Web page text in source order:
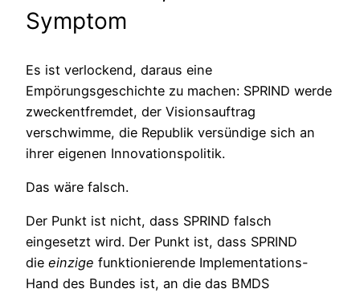
Symptom
Es ist verlockend, daraus eine
Empörungsgeschichte zu machen: SPRIND werde
zweckentfremdet, der Visionsauftrag
verschwimme, die Republik versündige sich an
ihrer eigenen Innovationspolitik.
Das wäre falsch.
Der Punkt ist nicht, dass SPRIND falsch
eingesetzt wird. Der Punkt ist, dass SPRIND
die einzige funktionierende Implementations-
Hand des Bundes ist, an die das BMDS